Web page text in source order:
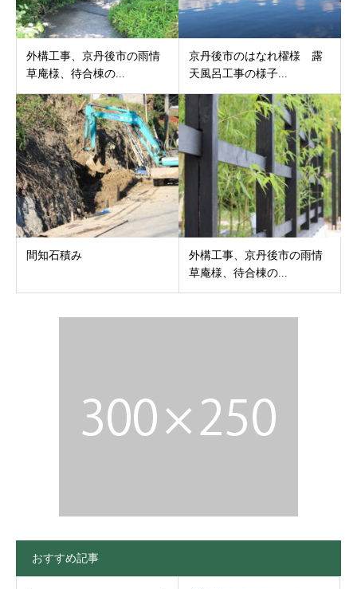
外構工事、京丹後市の雨情
草庵様、待合棟の...
京丹後市のはなれ櫂様 露
天風呂工事の様子...
間知石積み
外構工事、京丹後市の雨情
草庵様、待合棟の...
おすすめ記事